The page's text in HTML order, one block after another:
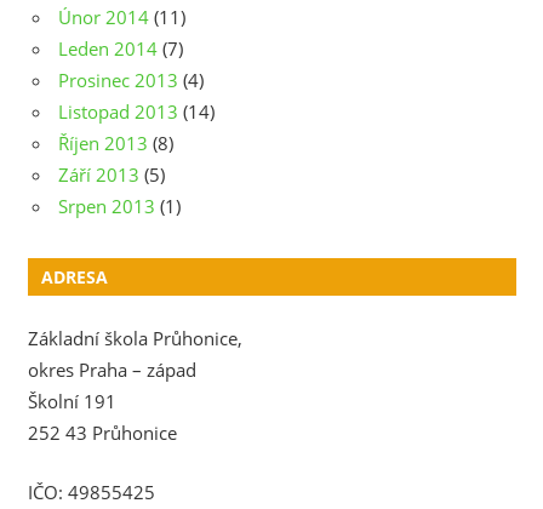
Únor 2014 (11)
Leden 2014 (7)
Prosinec 2013 (4)
Listopad 2013 (14)
Říjen 2013 (8)
Září 2013 (5)
Srpen 2013 (1)
ADRESA
Základní škola Průhonice,
okres Praha – západ
Školní 191
252 43 Průhonice
IČO: 49855425